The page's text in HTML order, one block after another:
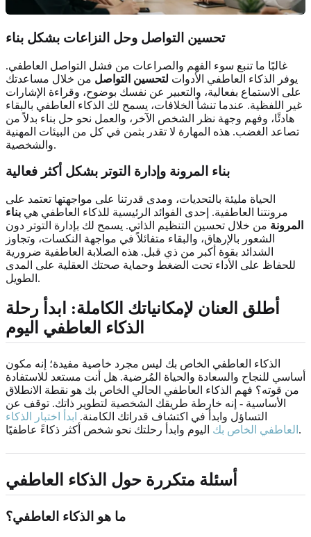
تحسين التواصل وحل النزاعات بشكل بناء
غالبًا ما تنبع سوء الفهم والصراعات من فشل التواصل العاطفي.
يوفر الذكاء العاطفي الأدوات لتحسين التواصل من خلال مساعدتك
على الاستماع بفعالية، والتعبير عن نفسك بوضوح، وقراءة الإشارات
غير اللفظية. عندما تنشأ الخلافات، يسمح لك الذكاء العاطفي بالبقاء
هادئًا، وفهم وجهة نظر الشخص الآخر، والعمل نحو حل بناء بدلاً من
تصاعد الغضب. هذه المهارة لا تقدر بثمن في كل من البيئات المهنية
والشخصية.
بناء المرونة وإدارة التوتر بشكل أكثر فعالية
الحياة مليئة بالتحديات، ومدى قدرتنا على مواجهتها تعتمد على
مرونتنا العاطفية. إحدى الفوائد الرئيسية للذكاء العاطفي هي بناء
المرونة من خلال تحسين التنظيم الذاتي. يسمح لك بإدارة التوتر دون
الشعور بالإرهاق، والبقاء متفائلاً في مواجهة النكسات، وتجاوز
الشدائد بقوة أكبر من ذي قبل. هذه الصلابة العاطفية ضرورية
للحفاظ على الأداء تحت الضغط وحماية صحتك العقلية على المدى
الطويل.
أطلق العنان لإمكانياتك الكاملة: ابدأ رحلة
الذكاء العاطفي اليوم
الذكاء العاطفي الخاص بك ليس مجرد خاصية مفيدة؛ إنه مكون
أساسي للنجاح والسعادة والحياة المُرضية. هل أنت مستعد للاستفادة
من قوته؟ فهم الذكاء العاطفي الحالي الخاص بك هو نقطة الانطلاق
الأساسية - إنه خارطة طريقك الشخصية لتطوير ذاتك. توقف عن
التساؤل وابدأ في اكتشاف قدراتك الكامنة. ابدأ اختبار الذكاء
العاطفي الخاص بك اليوم وابدأ رحلتك نحو شخص أكثر ذكاءً عاطفيًا.
أسئلة متكررة حول الذكاء العاطفي
ما هو الذكاء العاطفي؟